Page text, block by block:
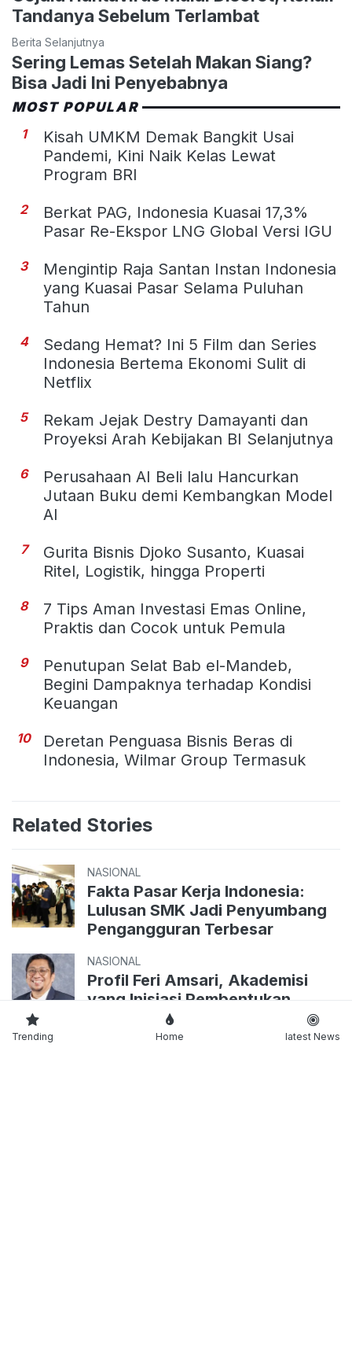
Tandanya Sebelum Terlambat
Berita Selanjutnya
Sering Lemas Setelah Makan Siang?
Bisa Jadi Ini Penyebabnya
MOST POPULAR
1
Kisah UMKM Demak Bangkit Usai
Pandemi, Kini Naik Kelas Lewat
Program BRI
2
Berkat PAG, Indonesia Kuasai 17,3%
Pasar Re-Ekspor LNG Global Versi IGU
3
Mengintip Raja Santan Instan Indonesia
yang Kuasai Pasar Selama Puluhan
Tahun
4
Sedang Hemat? Ini 5 Film dan Series
Indonesia Bertema Ekonomi Sulit di
Netflix
5
Rekam Jejak Destry Damayanti dan
Proyeksi Arah Kebijakan BI Selanjutnya
6
Perusahaan AI Beli lalu Hancurkan
Jutaan Buku demi Kembangkan Model
AI
7
Gurita Bisnis Djoko Susanto, Kuasai
Ritel, Logistik, hingga Properti
8
7 Tips Aman Investasi Emas Online,
Praktis dan Cocok untuk Pemula
9
Penutupan Selat Bab el-Mandeb,
Begini Dampaknya terhadap Kondisi
Keuangan
10
Deretan Penguasa Bisnis Beras di
Indonesia, Wilmar Group Termasuk
Related Stories
NASIONAL
Fakta Pasar Kerja Indonesia:
Lulusan SMK Jadi Penyumbang
Pengangguran Terbesar
NASIONAL
Profil Feri Amsari, Akademisi
yang Inisiasi Pembentukan
Kabinet Bayangan
Trending Home latest News